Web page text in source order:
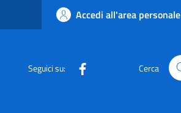
Accedi all'area personale
Seguici su: Cerca